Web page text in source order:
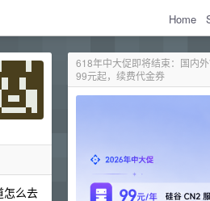
Home
618年中大促即将结束：国内外
99元起，续费代金券
怎么去